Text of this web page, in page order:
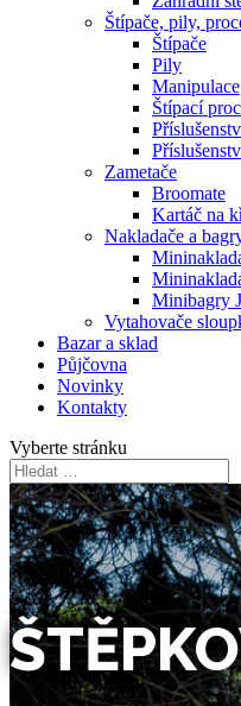
Štípače, pily,
Štípače
Pily
Manipulace
Štípací
Zametače
Broomate
Kartáč na
Nakladače a
Minibagry
Vytahovače
Bazar a sklad
Půjčovna
Novinky
Kontakty
Vyberte stránku